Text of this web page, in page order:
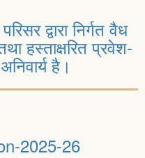
द्वारा निर्गत वैध
हस्ताक्षरित प्रवेश-
है।
2025-26